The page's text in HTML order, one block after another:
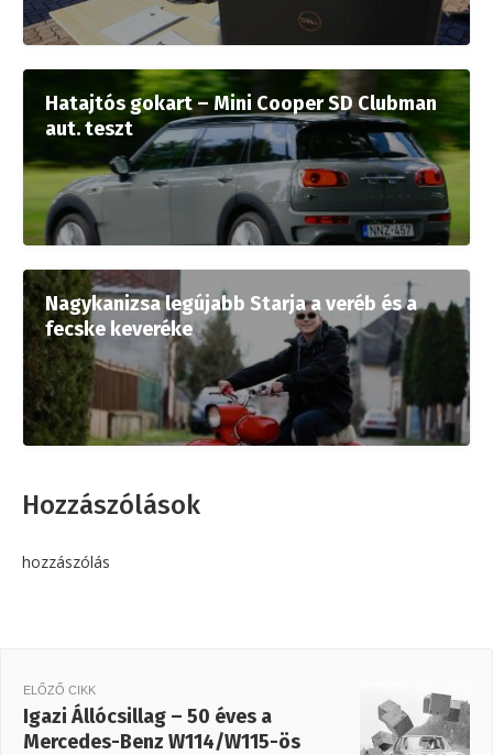
Hatajtós gokart – Mini Cooper SD Clubman
aut. teszt
Nagykanizsa legújabb Starja a veréb és a
fecske keveréke
Hozzászólások
hozzászólás
ELŐZŐ CIKK
Igazi Állócsillag – 50 éves a
Mercedes-Benz W114/W115-ös